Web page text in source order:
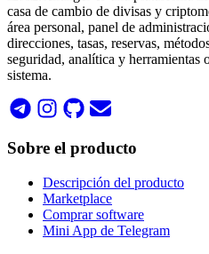
casa de cambio de divisas y
área personal, panel de
direcciones, tasas, reservas,
seguridad, analítica y herramientas
sistema.
Sobre el producto
Descripción del producto
Marketplace
Comprar software
Mini App de Telegram